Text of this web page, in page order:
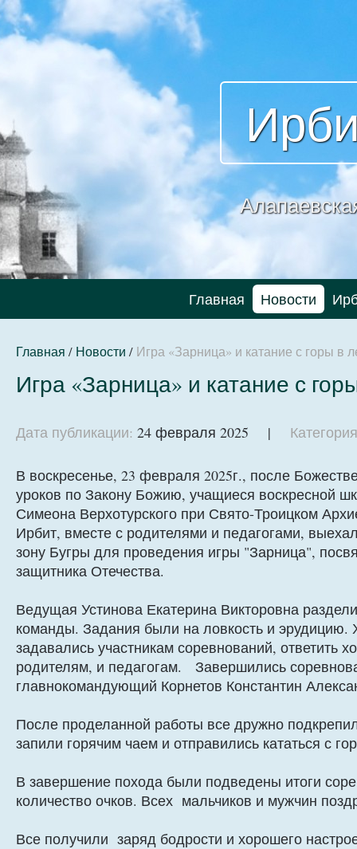
Главная Новости
Главная / Новости / Игра «Зарница» и катание с горы в
Игра «Зарница» и катание с
Дата публикации: 24 февраля 2025 |
В воскресенье, 23 февраля 2025г., после
уроков по Закону Божию, учащиеся воскресной
Симеона Верхотурского при Свято-Троицком
Ирбит, вместе с родителями и педагогами,
зону Бугры для проведения игры "Зарница",
защитника Отечества.
Ведущая Устинова Екатерина Викторовна
команды. Задания были на ловкость и эрудицию.
задавались участникам соревнований, ответить
родителям, и педагогам. Завершились
главнокомандующий Корнетов Константин
После проделанной работы все дружно
запили горячим чаем и отправились кататься с
В завершение похода были подведены итоги
количество очков. Всех мальчиков и мужчин
Все получили заряд бодрости и хорошего